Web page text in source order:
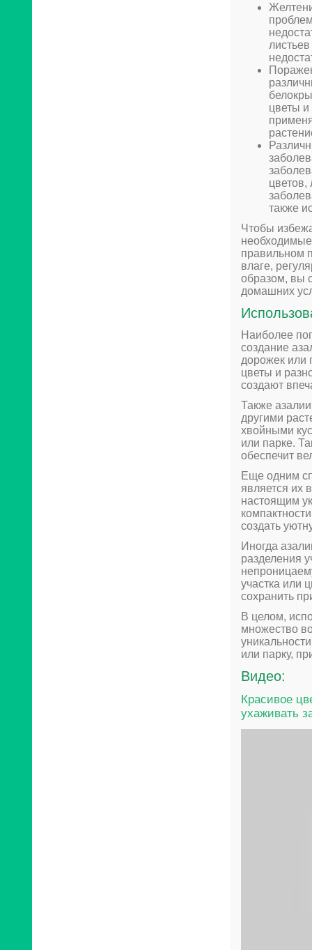
цветы
цветов,
также
Чтобы
правильном
влаге,
образом, вы
домашних
Наиболее
создание
дорожек или
цветы и
создают
Также
другими
хвойными
или парке.
обеспечит
Еще одним
является их
настоящим
создать
Иногда
разделения
участка или
сохранить
В целом,
множество
или парку,
Видео:
Красивое
ухаживать